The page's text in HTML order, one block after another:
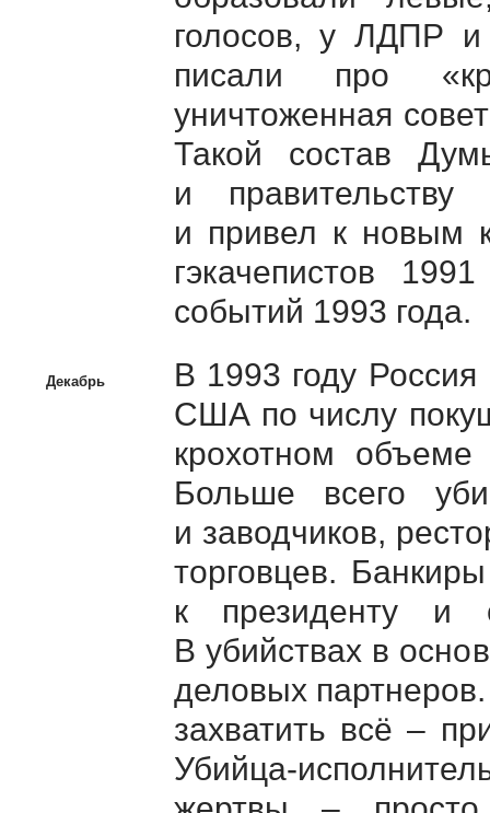
голосов, у ЛДПР
писали про
уничтоженная
Такой состав
и
и привел к новым
гэкачепистов
событий 1993 года.
Декабрь
В 1993 году
США по числу
крохотном объеме
Больше всего
и заводчиков,
торговцев.
к президенту и
В убийствах в
деловых
захватить всё –
Убийца-